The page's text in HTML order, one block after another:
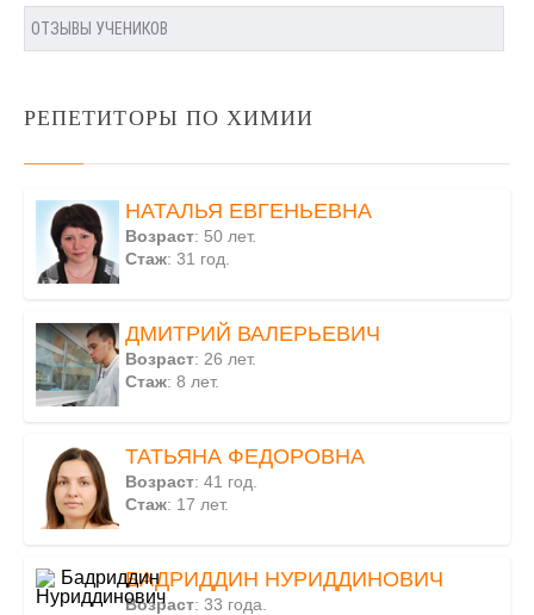
ОТЗЫВЫ УЧЕНИКОВ
РЕПЕТИТОРЫ ПО ХИМИИ
НАТАЛЬЯ ЕВГЕНЬЕВНА
Возраст: 50 лет.
Стаж: 31 год.
ДМИТРИЙ ВАЛЕРЬЕВИЧ
Возраст: 26 лет.
Стаж: 8 лет.
ТАТЬЯНА ФЕДОРОВНА
Возраст: 41 год.
Стаж: 17 лет.
БАДРИДДИН НУРИДДИНОВИЧ
Возраст: 33 года.